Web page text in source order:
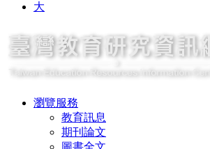
大
瀏覽服務
教育訊息
期刊論文
圖書全文